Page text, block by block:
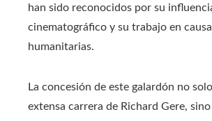
han sido reconocidos por su
cinematográfico y su trabajo en
humanitarias.
La concesión de este galardón no
extensa carrera de Richard Gere,